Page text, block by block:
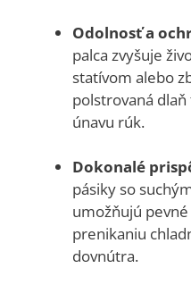
Odolnosť a
palca zvyšuje
statívom alebo
polstrovaná
únavu rúk.
Dokonalé
pásiky so
umožňujú
prenikaniu
dovnútra.